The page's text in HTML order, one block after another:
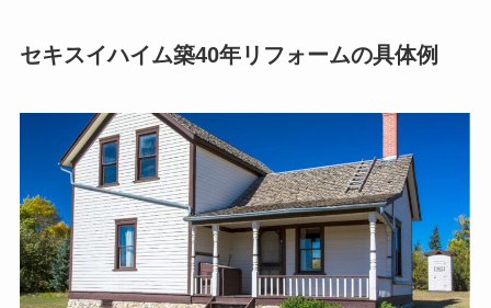
セキスイハイム築40年リフォームの具体例